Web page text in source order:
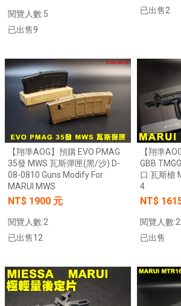
NT$6200元
【翔準AOG】SNA Pink Venom GBB
瓦斯手槍 粉紅毒液 特仕版 CNC 日本
MARUI 系統 含裝飾彈 清脆滑套 送禮
情人節
NT$12800元
閱覽人數:5
已出售9
加入購物車
已出售2
【翔準AOG】預購 EVO PMAG
35發 MWS 瓦斯彈匣(黑/沙) D-
08-0810 Guns Modify For
MARUI MWS
NT$ 1900 元
閱覽人數:2
已出售12
加入購物車
【翔準
GBB
口 瓦斯槍
4
NT$
閱覽人數:2
已出售